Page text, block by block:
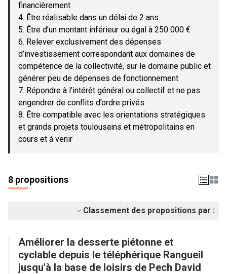
financièrement
4. Être réalisable dans un délai de 2 ans
5. Être d’un montant inférieur ou égal à 250 000 €
6. Relever exclusivement des dépenses
d’investissement correspondant aux domaines de
compétence de la collectivité, sur le domaine public et
générer peu de dépenses de fonctionnement
7. Répondre à l’intérêt général ou collectif et ne pas
engendrer de conflits d’ordre privés
8. Être compatible avec les orientations stratégiques
et grands projets toulousains et métropolitains en
cours et à venir
8 propositions
Classement des propositions par :
Améliorer la desserte piétonne et
cyclable depuis le téléphérique Rangueil
jusqu'à la base de loisirs de Pech David